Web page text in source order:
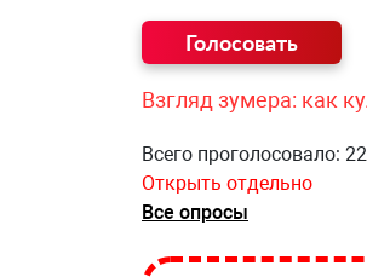
Взгляд зумера: как
Всего проголосовало:
Открыть отдельно
Все опросы